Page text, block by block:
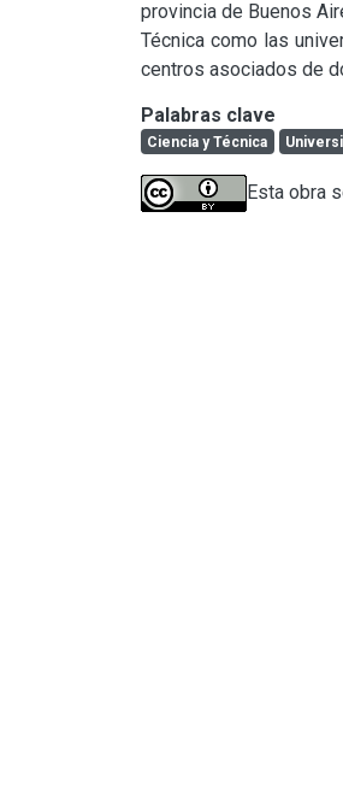
provincia de Buenos
Técnica como las
centros asociados de
Palabras clave
Ciencia y Técnica
Esta obra